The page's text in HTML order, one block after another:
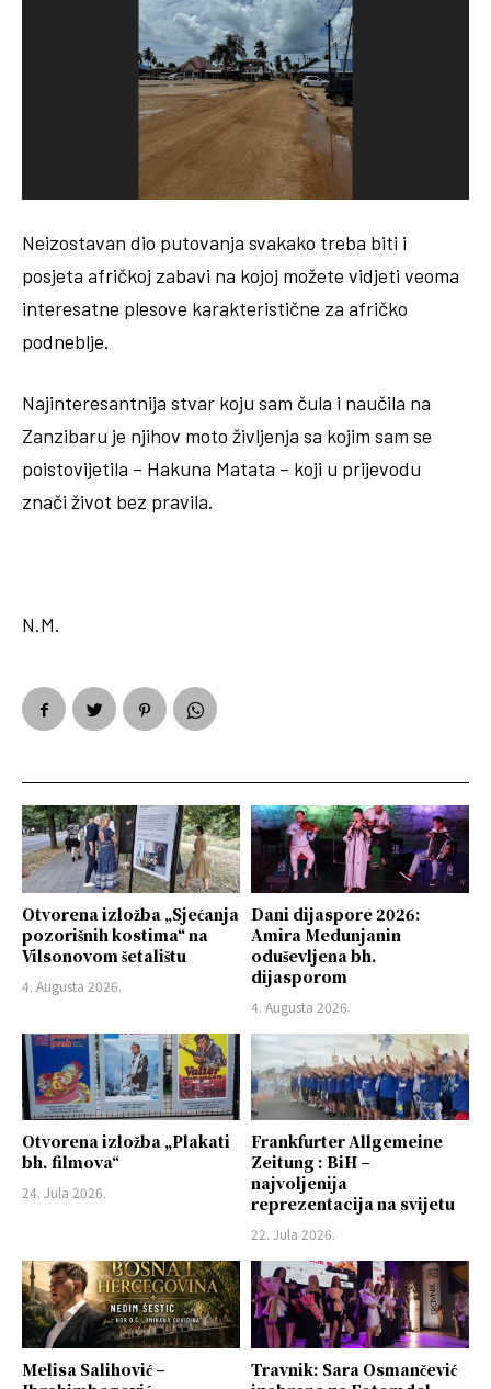
Neizostavan dio putovanja svakako treba biti i
posjeta afričkoj zabavi na kojoj možete vidjeti veoma
interesatne plesove karakteristične za afričko
podneblje.
Najinteresantnija stvar koju sam čula i naučila na
Zanzibaru je njihov moto življenja sa kojim sam se
poistovijetila – Hakuna Matata – koji u prijevodu
znači život bez pravila.
N.M.
Otvorena izložba „Sjećanja
pozorišnih kostima“ na
Vilsonovom šetalištu
4. Augusta 2026.
Dani dijaspore 2026:
Amira Medunjanin
oduševljena bh.
dijasporom
4. Augusta 2026.
Otvorena izložba „Plakati
bh. filmova“
24. Jula 2026.
Frankfurter Allgemeine
Zeitung : BiH –
najvoljenija
reprezentacija na svijetu
22. Jula 2026.
Melisa Salihović –
Travnik: Sara Osmančević